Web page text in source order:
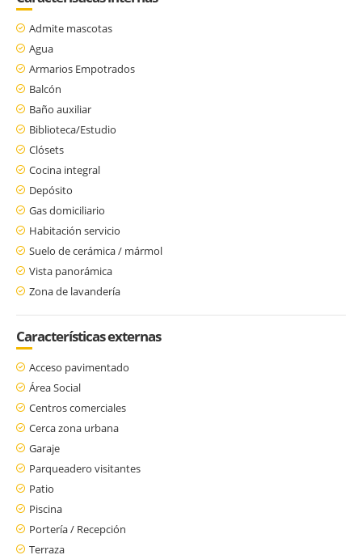
Admite mascotas
Agua
Armarios Empotrados
Balcón
Baño auxiliar
Biblioteca/Estudio
Clósets
Cocina integral
Depósito
Gas domiciliario
Habitación servicio
Suelo de cerámica / mármol
Vista panorámica
Zona de lavandería
Características externas
Acceso pavimentado
Área Social
Centros comerciales
Cerca zona urbana
Garaje
Parqueadero visitantes
Patio
Piscina
Portería / Recepción
Terraza